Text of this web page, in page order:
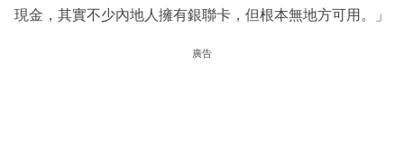
現金，其實不少內地人擁有銀聯卡，但根本無地方可用。」
廣告